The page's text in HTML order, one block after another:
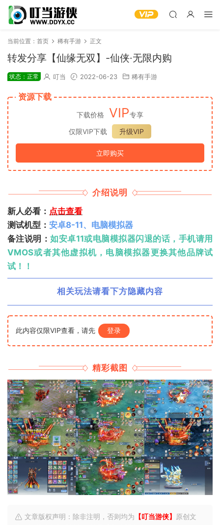
当前位置： 首页 稀有手游 正文
转发分享【仙缘无双】-仙侠·无限内购
状态：正常 叮当 2022-06-23 稀有手游
资源下载
下载价格 VIP专享
仅限VIP下载
升级VIP
立即购买
介绍说明
新人必看： 点击查看
测试机型： 安卓8-11、电脑模拟器
备注说明：如安卓11或电脑模拟器闪退的话，手机请用
VMOS或者其他虚拟机，电脑模拟器更换其他品牌试
试！！
相关玩法请看下方隐藏内容
此内容仅限VIP查看，请先 登录
精彩截图
文章版权声明：除非注明，否则均为 【叮当游侠】
原创文